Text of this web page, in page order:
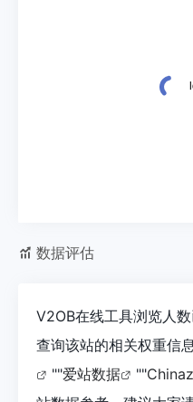
数据评估
V2OB在线工具浏览人
查询该站的相关权重信
""爱站数据 ""